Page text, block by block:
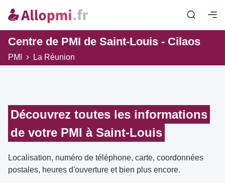
Centre de PMI de Saint-Louis - Cilaos
PMI La Réunion
Découvrez toutes les informations
de votre PMI à Saint-Louis
Localisation, numéro de téléphone, carte, coordonnées
postales, heures d'ouverture et bien plus encore.